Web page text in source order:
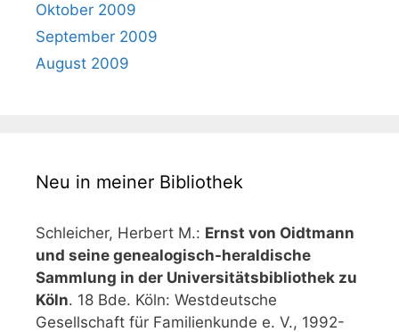
Oktober 2009
September 2009
August 2009
Neu in meiner Bibliothek
Schleicher, Herbert M.: Ernst von Oidtmann
und seine genealogisch-heraldische
Sammlung in der Universitätsbibliothek zu
Köln. 18 Bde. Köln: Westdeutsche
Gesellschaft für Familienkunde e. V., 1992-